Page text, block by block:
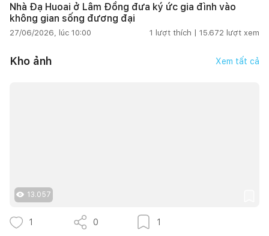
Nhà Đạ Huoai ở Lâm Đồng đưa ký ức gia đình vào
không gian sống đương đại
27/06/2026, lúc 10:00 1 lượt thích | 15.672 lượt xem
Kho ảnh Xem tất cả
13.057
1 0 1